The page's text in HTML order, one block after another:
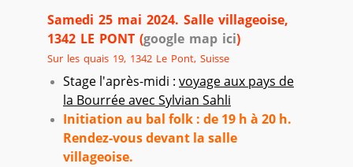
Samedi 25 mai 2024. Salle villageoise,
1342 LE PONT (google map ici)
Sur les quais 19, 1342 Le Pont, Suisse
Stage l'après-midi : voyage aux pays de
la Bourrée avec Sylvian Sahli
Initiation au bal folk : de 19 h à 20 h.
Rendez-vous devant la salle
villageoise.